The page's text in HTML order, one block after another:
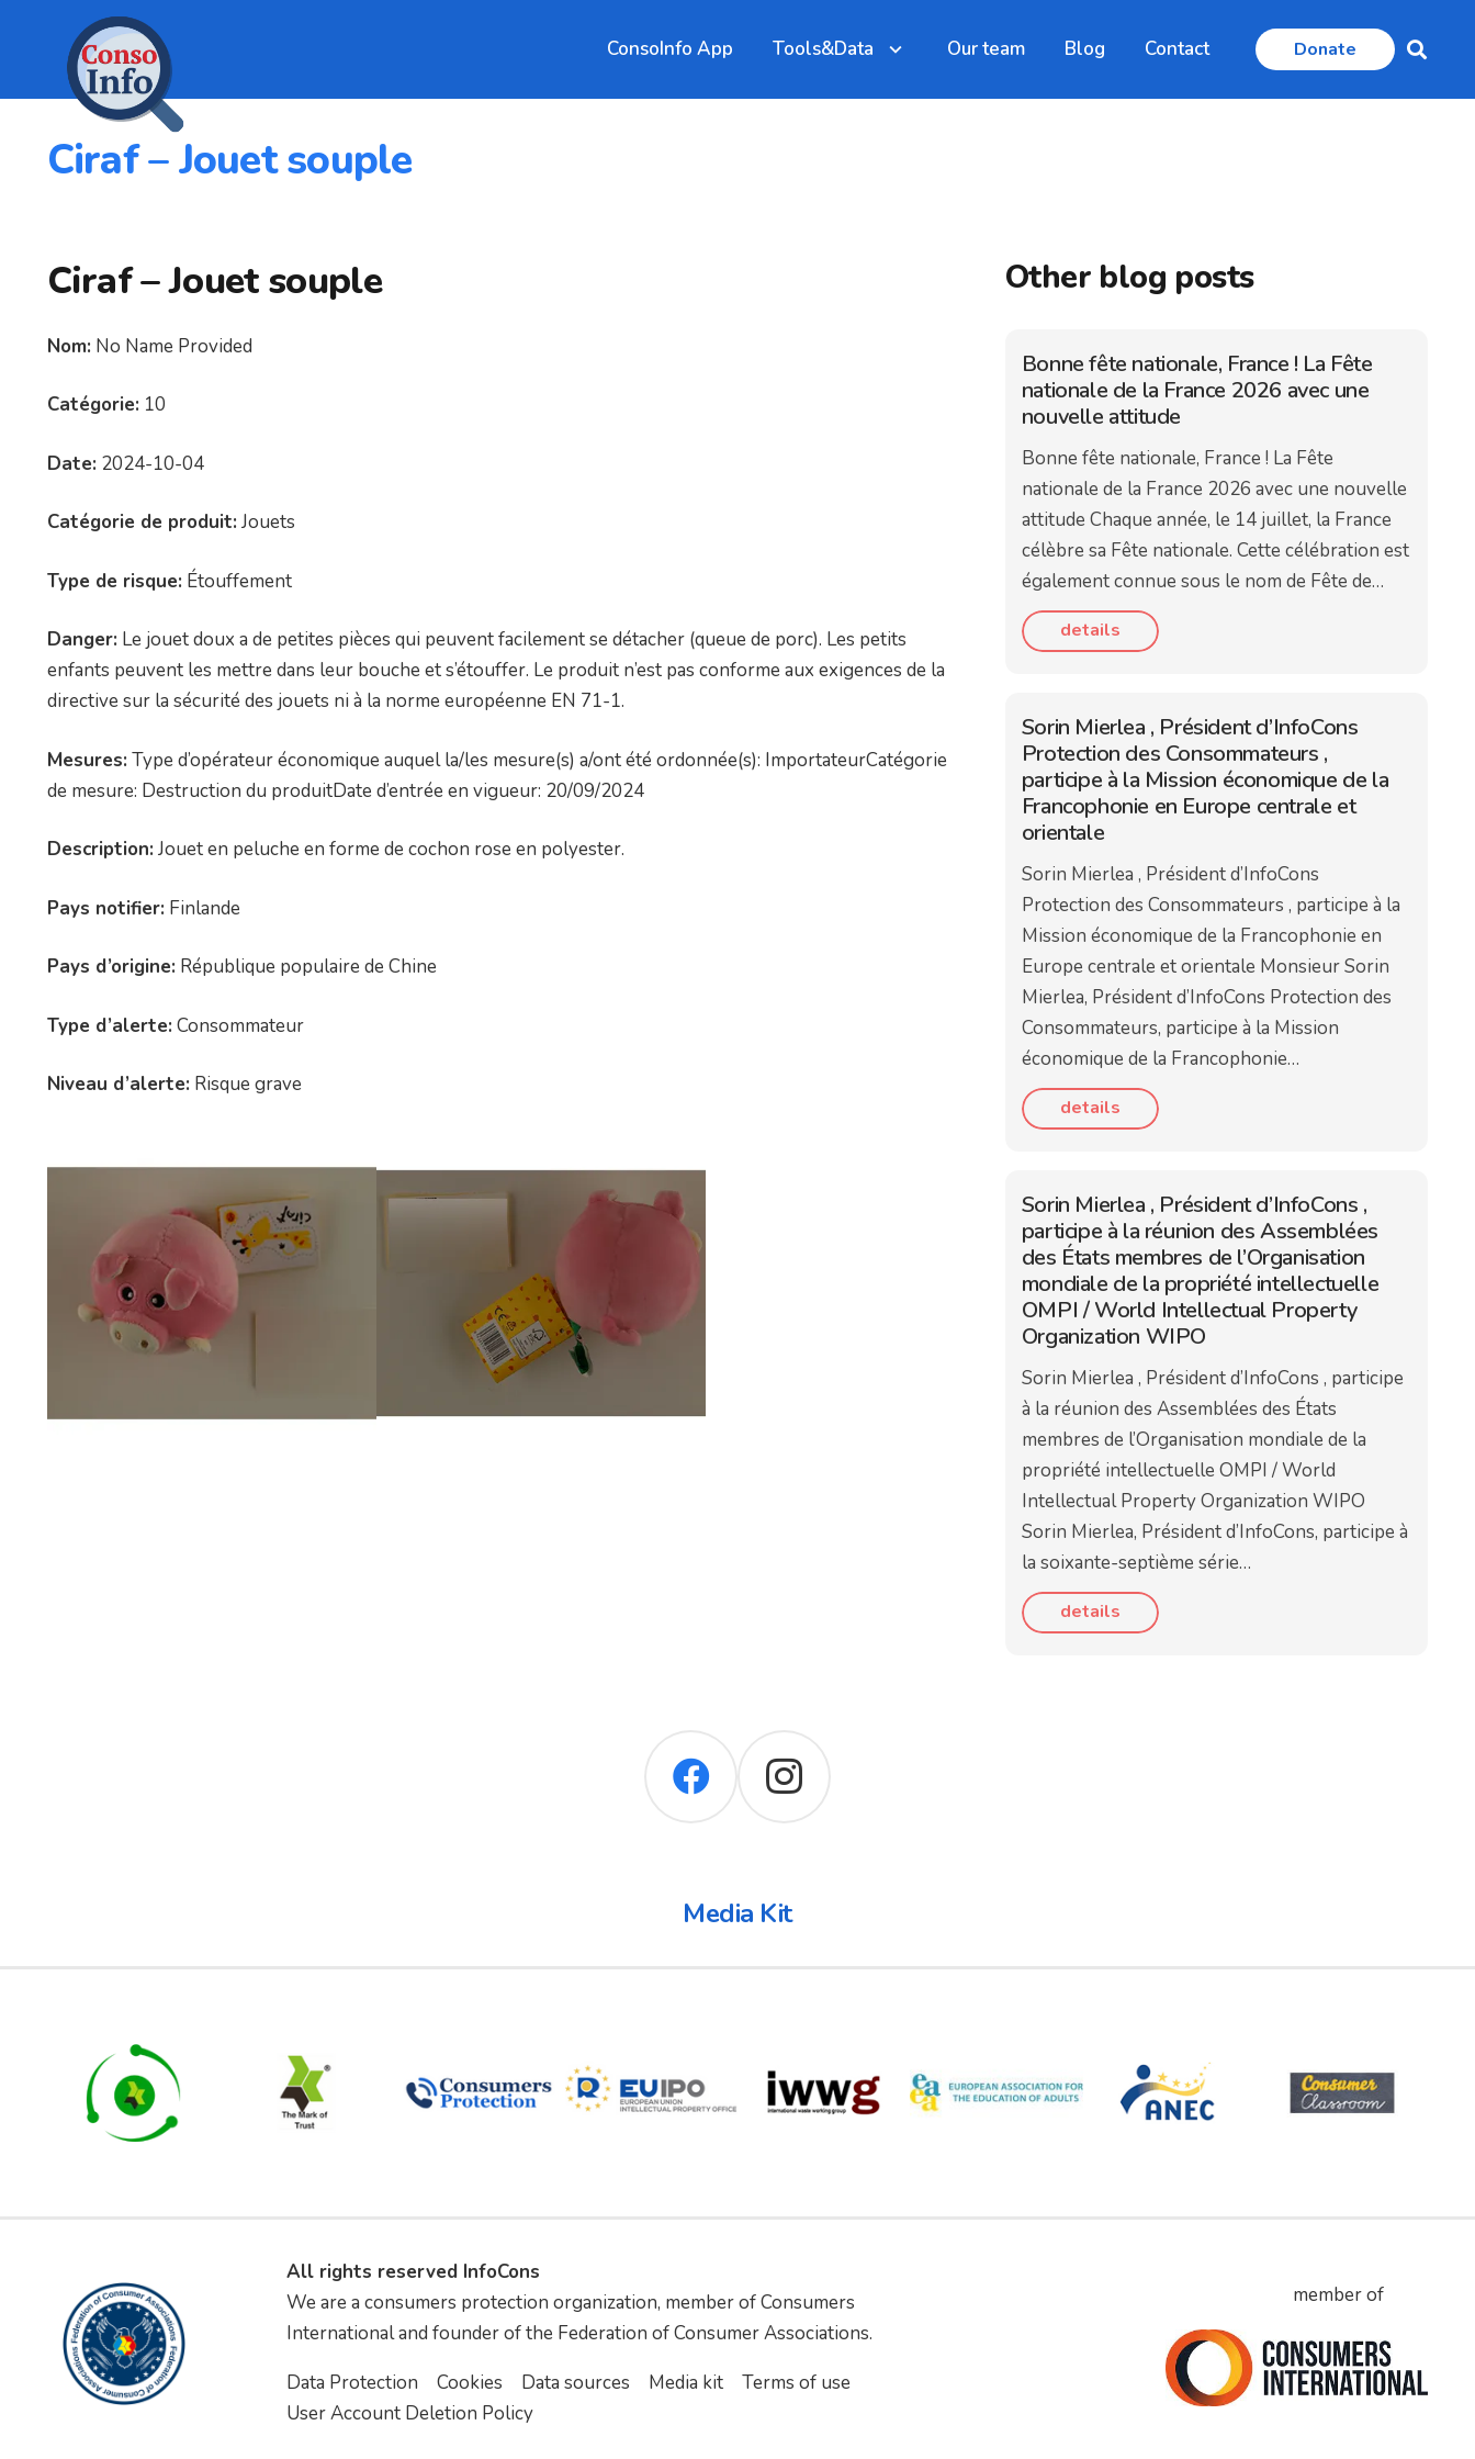
ConsoInfo App Tools&Data Our team Blog Contact Donate
Ciraf – Jouet souple
Ciraf – Jouet souple
Nom: No Name Provided
Catégorie: 10
Date: 2024-10-04
Catégorie de produit: Jouets
Type de risque: Étouffement
Danger: Le jouet doux a de petites pièces qui peuvent facilement se détacher (queue de porc). Les petits
enfants peuvent les mettre dans leur bouche et s’étouffer. Le produit n’est pas conforme aux exigences de la
directive sur la sécurité des jouets ni à la norme européenne EN 71-1.
Mesures: Type d’opérateur économique auquel la/les mesure(s) a/ont été ordonnée(s): ImportateurCatégorie
de mesure: Destruction du produitDate d’entrée en vigueur: 20/09/2024
Description: Jouet en peluche en forme de cochon rose en polyester.
Pays notifier: Finlande
Pays d’origine: République populaire de Chine
Type d’alerte: Consommateur
Niveau d’alerte: Risque grave
Other blog posts
Bonne fête nationale, France ! La Fête
nationale de la France 2026 avec une
nouvelle attitude
Bonne fête nationale, France ! La Fête
nationale de la France 2026 avec une nouvelle
attitude Chaque année, le 14 juillet, la France
célèbre sa Fête nationale. Cette célébration est
également connue sous le nom de Fête de…
details
Sorin Mierlea , Président d’InfoCons
Protection des Consommateurs ,
participe à la Mission économique de la
Francophonie en Europe centrale et
orientale
Sorin Mierlea , Président d’InfoCons
Protection des Consommateurs , participe à la
Mission économique de la Francophonie en
Europe centrale et orientale Monsieur Sorin
Mierlea, Président d’InfoCons Protection des
Consommateurs, participe à la Mission
économique de la Francophonie…
details
Sorin Mierlea , Président d’InfoCons ,
participe à la réunion des Assemblées
des États membres de l’Organisation
mondiale de la propriété intellectuelle
OMPI / World Intellectual Property
Organization WIPO
Sorin Mierlea , Président d’InfoCons , participe
à la réunion des Assemblées des États
membres de l’Organisation mondiale de la
propriété intellectuelle OMPI / World
Intellectual Property Organization WIPO
Sorin Mierlea, Président d’InfoCons, participe à
la soixante-septième série…
details
Media Kit
All rights reserved InfoCons
We are a consumers protection organization, member of Consumers
International and founder of the Federation of Consumer Associations.
Data Protection
Cookies Data sources Media kit
Terms of use
User Account Deletion Policy
member of